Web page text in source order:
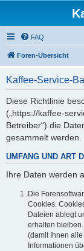
FAQ
Foren-Übersicht
Kaffee-Service-
Diese Richtlinie
(„https://kaffee-
Betreiber“) die
gesammelt werden.
UMFANG UND ART
Ihre Daten werden
Die
Cookies.
Dateien ablegt
erhalten
(damit Ihnen
Informationen